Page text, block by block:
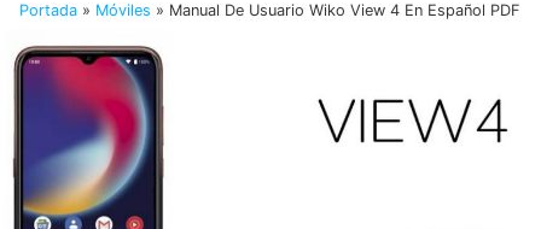
Portada » Móviles » Manual De Usuario Wiko View 4 En Español PDF